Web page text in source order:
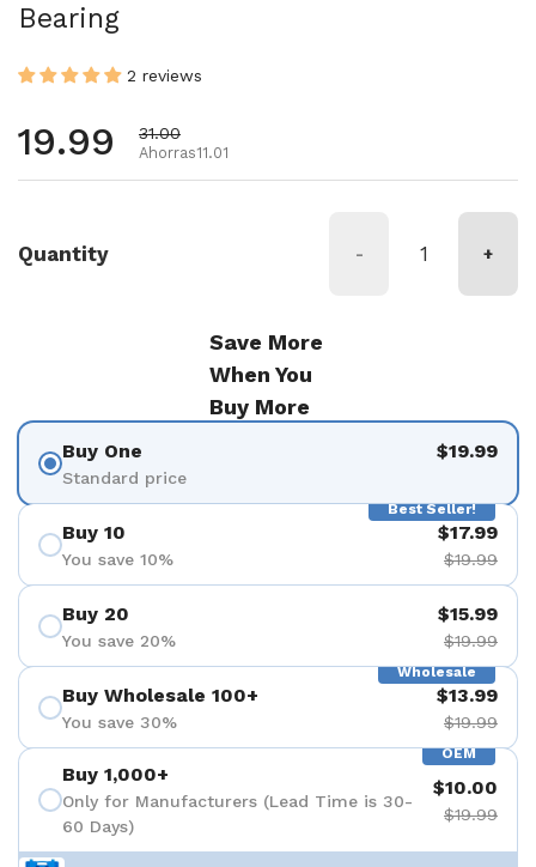
Bearing
2 reviews
Precio habitual
19.99 Precio de oferta
31.00
Ahorras11.01
Quantity - +
Save More
When You
Buy More
Buy One
Standard price
$19.99
Best Seller!
Buy 10
You save 10%
$17.99
$19.99
Buy 20
You save 20%
$15.99
$19.99
Wholesale
Buy Wholesale 100+
You save 30%
$13.99
$19.99
OEM
Buy 1,000+
Only for Manufacturers (Lead Time is 30-
60 Days)
$10.00
$19.99